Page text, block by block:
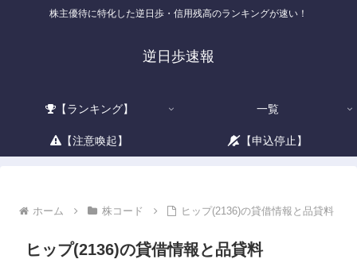
株主優待に特化した逆日歩・信用残高のランキングが速い！
逆日歩速報
【ランキング】 一覧
【注意喚起】 【申込停止】
ホーム 株コード ヒップ(2136)の貸借情報と品貸料
ヒップ(2136)の貸借情報と品貸料